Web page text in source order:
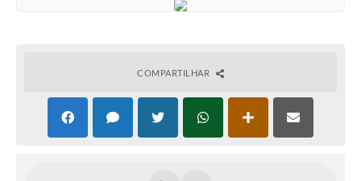
COMPARTILHAR